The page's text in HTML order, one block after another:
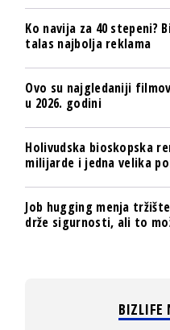
Ko navija za 40
talas najbolja reklama
Ovo su najgledaniji
u 2026. godini
Holivudska bioskopska
milijarde i jedna velika
Job hugging menja
drže sigurnosti, ali to
BIZLIFE